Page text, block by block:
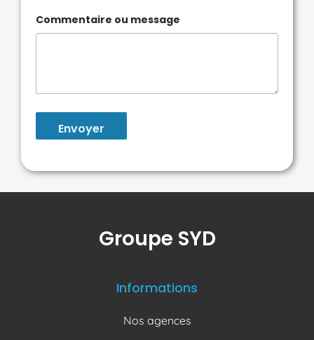
Commentaire ou message
Envoyer
Groupe SYD
Informations
Nos agences